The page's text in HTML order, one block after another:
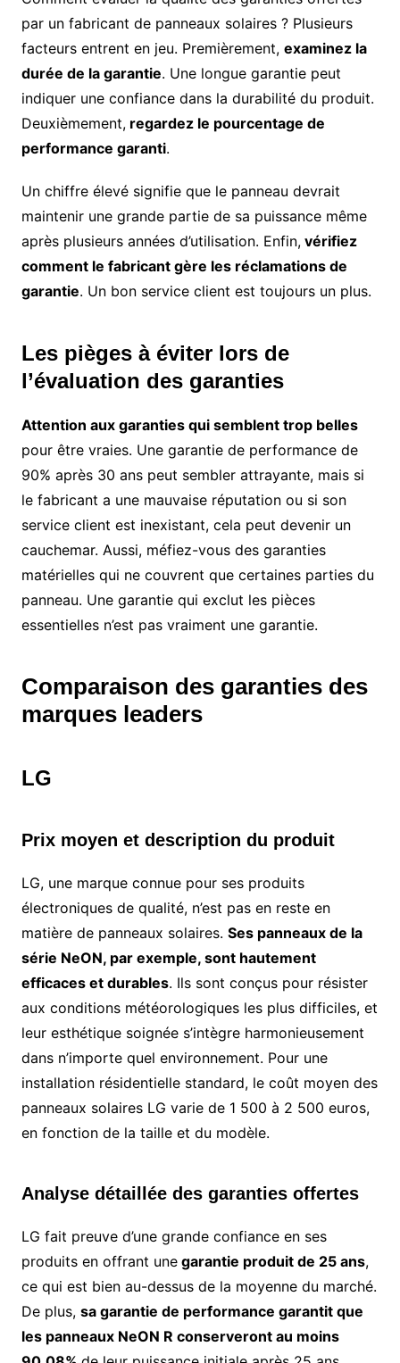
par un fabricant de panneaux solaires ? Plusieurs
facteurs entrent en jeu. Premièrement, examinez la
durée de la garantie. Une longue garantie peut
indiquer une confiance dans la durabilité du produit.
Deuxièmement,regardez le pourcentage de
performance garanti.
Un chiffre élevé signifie que le panneau devrait
maintenir une grande partie de sa puissance même
après plusieurs années d’utilisation. Enfin,vérifiez
comment le fabricant gère les réclamations de
garantie. Un bon service client est toujours un plus.
Les pièges à éviter lors de
l’évaluation des garanties
Attention aux garanties qui semblent trop belles
pour être vraies. Une garantie de performance de
90% après 30 ans peut sembler attrayante, mais si
le fabricant a une mauvaise réputation ou si son
service client est inexistant, cela peut devenir un
cauchemar. Aussi, méfiez-vous des garanties
matérielles qui ne couvrent que certaines parties du
panneau. Une garantie qui exclut les pièces
essentielles n’est pas vraiment une garantie.
Comparaison des garanties des
marques leaders
LG
Prix moyen et description du produit
LG, une marque connue pour ses produits
électroniques de qualité, n’est pas en reste en
matière de panneaux solaires. Ses panneaux de la
série NeON, par exemple, sont hautement
efficaces et durables. Ils sont conçus pour résister
aux conditions météorologiques les plus difficiles, et
leur esthétique soignée s’intègre harmonieusement
dans n’importe quel environnement. Pour une
installation résidentielle standard, le coût moyen des
panneaux solaires LG varie de 1 500 à 2 500 euros,
en fonction de la taille et du modèle.
Analyse détaillée des garanties offertes
LG fait preuve d’une grande confiance en ses
produits en offrant unegarantie produit de 25 ans,
ce qui est bien au-dessus de la moyenne du marché.
De plus, sa garantie de performance garantit que
les panneaux NeON R conserveront au moins